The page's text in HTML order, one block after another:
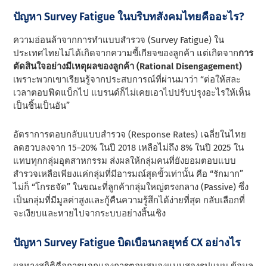
ปัญหา Survey Fatigue ในบริบทสังคมไทยคืออะไร?
ความอ่อนล้าจากการทำแบบสำรวจ (Survey Fatigue) ใน
ประเทศไทยไม่ได้เกิดจากความขี้เกียจของลูกค้า แต่เกิดจากการ
ตัดสินใจอย่างมีเหตุผลของลูกค้า (Rational Disengagement)
เพราะพวกเขาเรียนรู้จากประสบการณ์ที่ผ่านมาว่า “ต่อให้สละ
เวลาตอบฟีดแบ็กไป แบรนด์ก็ไม่เคยเอาไปปรับปรุงอะไรให้เห็น
เป็นชิ้นเป็นอัน”
อัตราการตอบกลับแบบสำรวจ (Response Rates) เฉลี่ยในไทย
ลดฮวบลงจาก 15–20% ในปี 2018 เหลือไม่ถึง 8% ในปี 2025 ใน
แทบทุกกลุ่มอุตสาหกรรม ส่งผลให้กลุ่มคนที่ยังยอมตอบแบบ
สำรวจเหลือเพียงแค่กลุ่มที่มีอารมณ์สุดขั้วเท่านั้น คือ “รักมาก”
ไม่ก็ “โกรธจัด” ในขณะที่ลูกค้ากลุ่มใหญ่ตรงกลาง (Passive) ซึ่ง
เป็นกลุ่มที่มีมูลค่าสูงและกู้คืนความรู้สึกได้ง่ายที่สุด กลับเลือกที่
จะเงียบและหายไปจากระบบอย่างสิ้นเชิง
ปัญหา Survey Fatigue บิดเบือนกลยุทธ์ CX อย่างไร